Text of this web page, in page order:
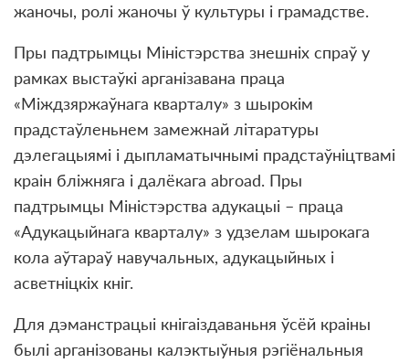
жаночы, ролі жаночы ў культуры і грамадстве.
Пры падтрымцы Міністэрства знешніх спраў у
рамках выстаўкі арганізавана праца
«Міждзяржаўнага кварталу» з шырокім
прадстаўленьнем замежнай літаратуры
дэлегацыямі і дыпламатычнымі прадстаўніцтвамі
краін бліжняга і далёкага abroad. Пры
падтрымцы Міністэрства адукацыі – праца
«Адукацыйнага кварталу» з удзелам шырокага
кола аўтараў навучальных, адукацыйных і
асветніцкіх кніг.
Для дэманстрацыі кнігаіздаваньня ўсёй краіны
былі арганізованы калэктыўныя рэгіёнальныя